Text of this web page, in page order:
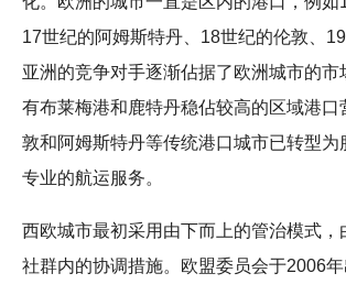
17世纪的阿姆斯特丹、18世纪的伦敦、
亚洲的竞争对手逐渐佔据了欧洲城市的
有布莱梅港和鹿特丹稳佔较高的区域港口
敦和阿姆斯特丹等传统港口城市已转型为
专业的航运服务。
西欧城市最初采用由下而上的管治模式，
社群内的协调措施。欧盟委员会于2006